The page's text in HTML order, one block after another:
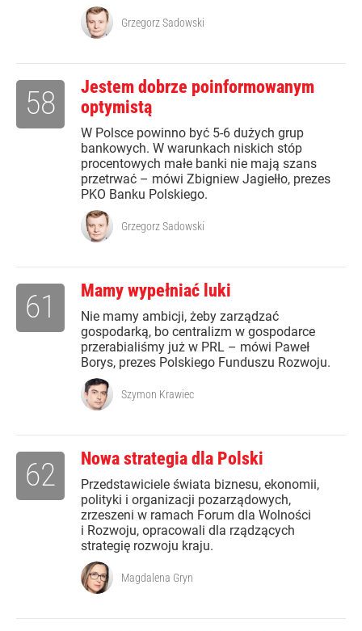
Grzegorz Sadowski
Jestem dobrze poinformowanym
optymistą
W Polsce powinno być 5-6 dużych grup
bankowych. W warunkach niskich stóp
procentowych małe banki nie mają szans
przetrwać – mówi Zbigniew Jagiełło, prezes
PKO Banku Polskiego.
58
Grzegorz Sadowski
Mamy wypełniać luki
Nie mamy ambicji, żeby zarządzać
gospodarką, bo centralizm w gospodarce
przerabialiśmy już w PRL – mówi Paweł
Borys, prezes Polskiego Funduszu Rozwoju.
61
Szymon Krawiec
Nowa strategia dla Polski
Przedstawiciele świata biznesu, ekonomii,
polityki i organizacji pozarządowych,
zrzeszeni w ramach Forum dla Wolności
i Rozwoju, opracowali dla rządzących
strategię rozwoju kraju.
62
Magdalena Gryn